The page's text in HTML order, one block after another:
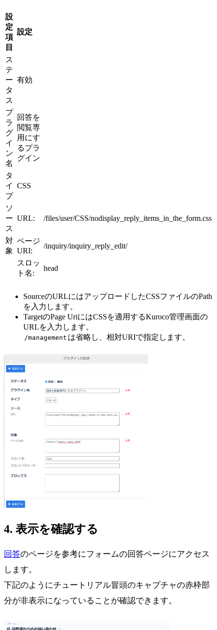
設
定
項
目
設定
ス
テ
ー
タ
ス
有効
プ
ラ
グ
イ
ン
名
回答を
閲覧専
用にす
るプラ
グイン
タ
イ
プ
CSS
ソ
ー
ス
URL: /files/user/CSS/nodisplay_reply_items_in_the_form.css
対
象
ページ
URI:
/inquiry/inquiry_reply_edit/
スロッ
ト名:
head
SourceのURLにはアップロードしたCSSファイルのPath
を入力します。
TargetのPage UriにはCSSを適用するKuroco管理画面の
URLを入力します。
/management は省略し、相対URIで指定します。
4. 表示を確認する
回答のページを参考にフォームの回答ページにアクセス
します。
下記のようにチュートリアル冒頭のキャプチャの赤枠部
分が非表示になっていることが確認できます。